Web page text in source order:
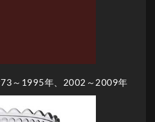
～1995年、2002～2009年